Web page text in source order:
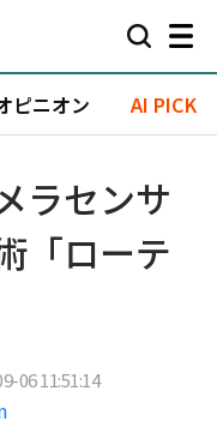
ピニオン AI PICK
ラセンサ
「ローテ
06 11:51:14